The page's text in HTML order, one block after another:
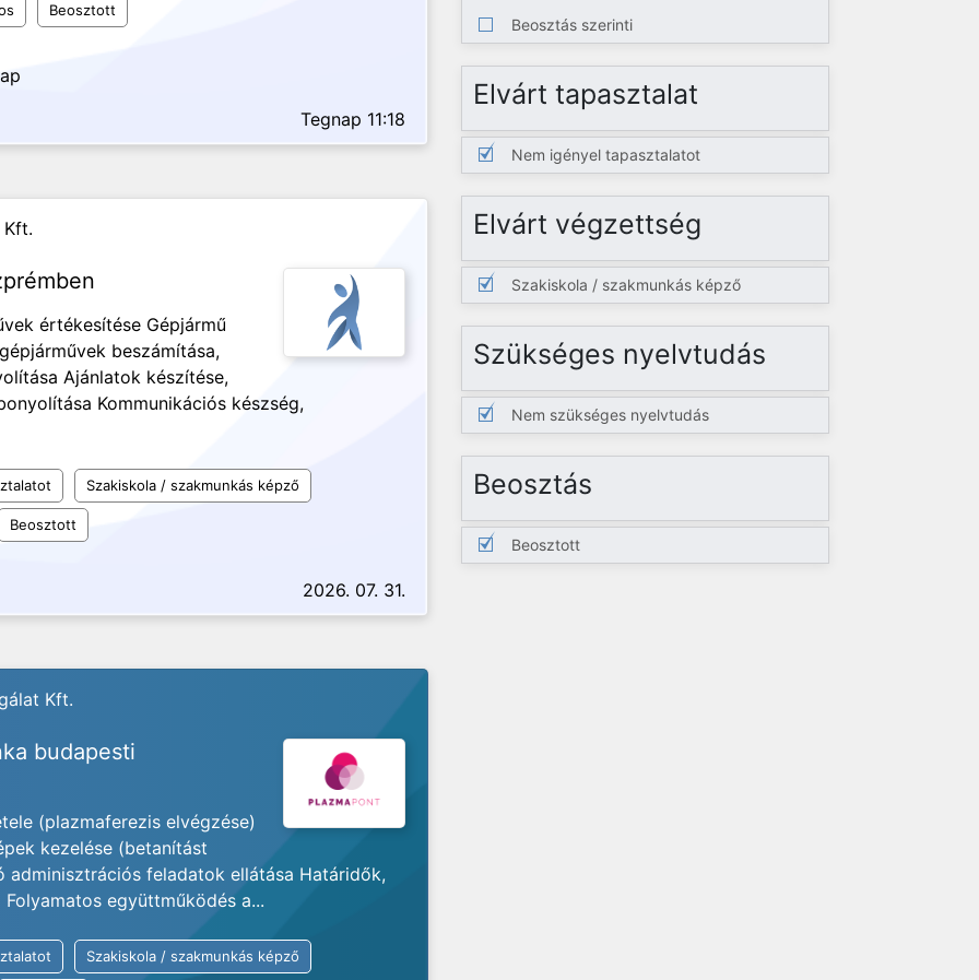
Beosztott
Tegnap 11:18
Kft.
értékesítése Gépjármű
beszámítása,
Ajánlatok készítése,
Kommunikációs készség,
Szakiskola / szakmunkás képző
Beosztott
2026. 07. 31.
Kft.
budapesti
(plazmaferezis elvégzése)
kezelése (betanítást
feladatok ellátása Határidők,
együttműködés a...
Szakiskola / szakmunkás képző
Beosztás szerinti
Elvárt tapasztalat
Nem igényel tapasztalatot
Elvárt végzettség
Szakiskola / szakmunkás képző
Szükséges nyelvtudás
Nem szükséges nyelvtudás
Beosztás
Beosztott